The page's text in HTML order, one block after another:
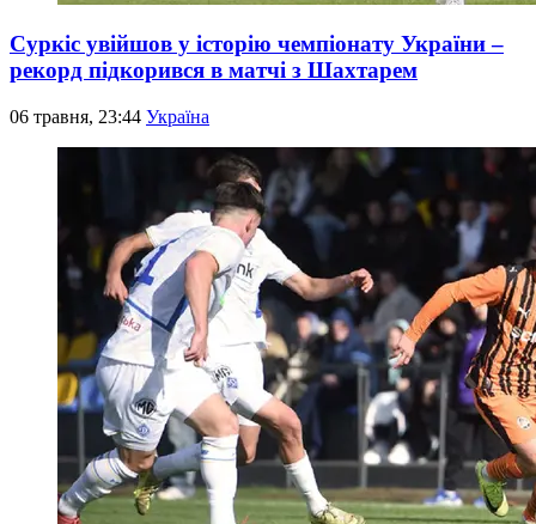
Суркіс увійшов у історію чемпіонату України –
рекорд підкорився в матчі з Шахтарем
06 травня, 23:44 Україна